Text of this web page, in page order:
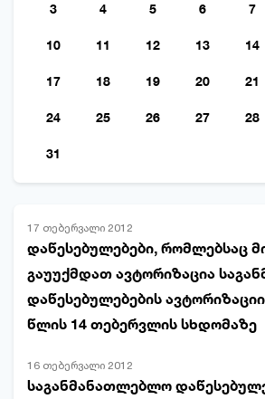
3 4 5 6 7
10 11 12 13 14
17 18 19 20 21
24 25 26 27 28
31
17 თებერვალი 2012
დაწესებულებები, რომლებსაც
გაუუქმდათ ავტორიზაცია
დაწესებულებების
წლის 14 თებერვლის სხდომაზე
16 თებერვალი 2012
საგანმანათლებლო